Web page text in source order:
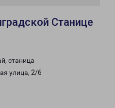
Станице
станица
улица, 2/6